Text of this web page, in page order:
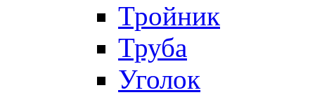
Тройник
Труба
Уголок